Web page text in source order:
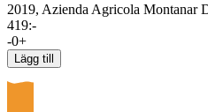
2019, Azienda Agricola Montanar
419:-
-0+
Lägg till